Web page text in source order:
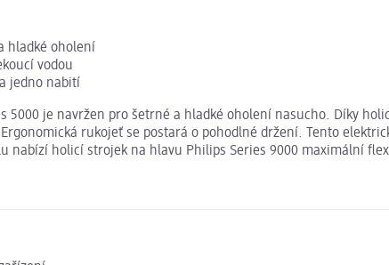
hladké oholení
vodou
jedno nabití
5000 je navržen pro šetrné a hladké oholení nasucho. Díky
rukojeť se postará o pohodlné držení. Tento
nabízí holicí strojek na hlavu Philips Series 9000 maximální